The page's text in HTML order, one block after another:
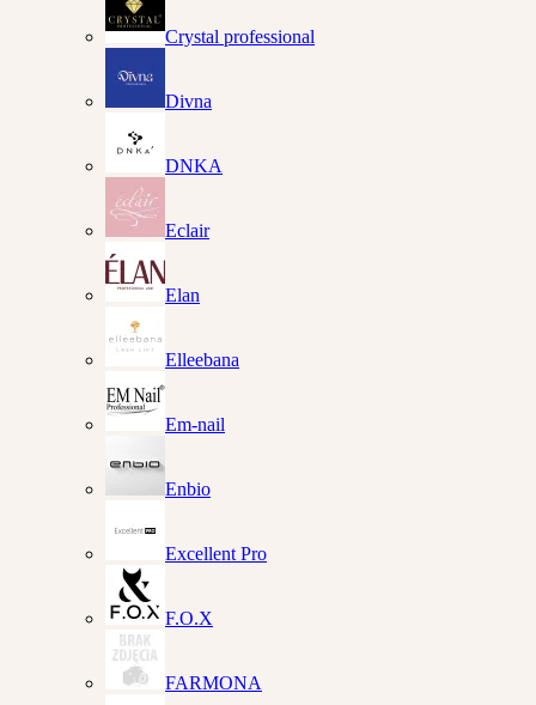
Crystal professional
Divna
DNKA
Eclair
Elan
Elleebana
Em-nail
Enbio
Excellent Pro
F.O.X
FARMONA